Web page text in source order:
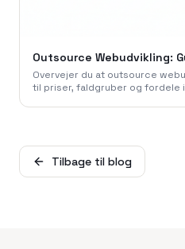
Outsource Webudvikling:
Overvejer du at outsource
til priser, faldgruber og fordele
Tilbage til blog